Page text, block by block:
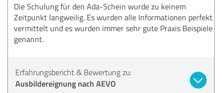
Die Schulung für den Ada-Schein wurde zu keinem
Zeitpunkt langweilig. Es wurden alle Informationen perfekt
vermittelt und es wurden immer sehr gute Praxis Beispiele
genannt.
Erfahrungsbericht & Bewertung zu:
Ausbildereignung nach AEVO